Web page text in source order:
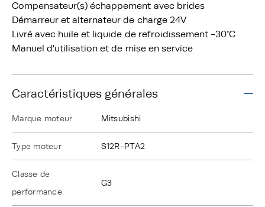
Compensateur(s) échappement avec brides
Démarreur et alternateur de charge 24V
Livré avec huile et liquide de refroidissement -30°C
Manuel d'utilisation et de mise en service
Caractéristiques générales
Marque moteur Mitsubishi
Type moteur S12R-PTA2
Classe de
performance
G3